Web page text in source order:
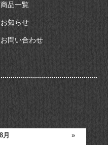
商品一覧
お知らせ
お問い合わせ